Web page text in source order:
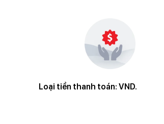
Loại tiền thanh toán: VND.